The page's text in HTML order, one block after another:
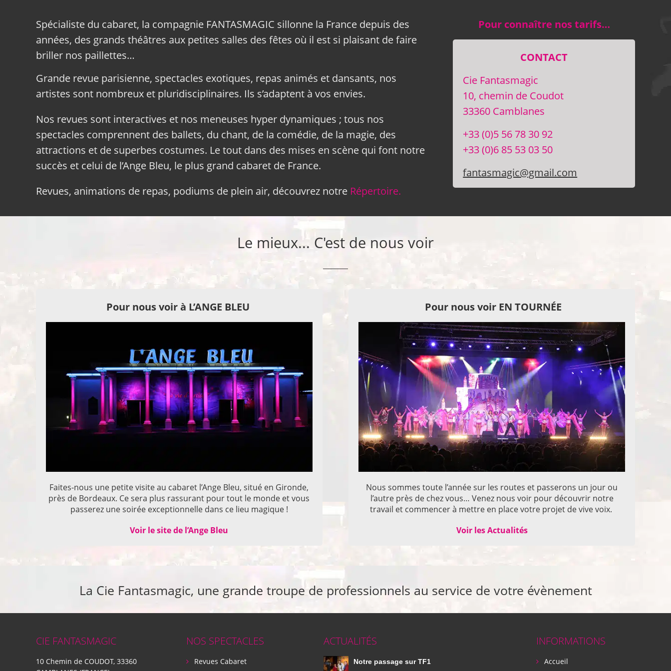
Spécialiste du cabaret, la compagnie FANTASMAGIC sillonne la France depuis des
années, des grands théâtres aux petites salles des fêtes où il est si plaisant de faire
briller nos paillettes…
Grande revue parisienne, spectacles exotiques, repas animés et dansants, nos
artistes sont nombreux et pluridisciplinaires. Ils s’adaptent à vos envies.
Nos revues sont interactives et nos meneuses hyper dynamiques ; tous nos
spectacles comprennent des ballets, du chant, de la comédie, de la magie, des
attractions et de superbes costumes. Le tout dans des mises en scène qui font notre
succès et celui de l’Ange Bleu, le plus grand cabaret de France.
Revues, animations de repas, podiums de plein air, découvrez notre Répertoire.
Pour connaître nos tarifs…
CONTACT
Cie Fantasmagic
10, chemin de Coudot
33360 Camblanes
+33 (0)5 56 78 30 92
+33 (0)6 85 53 03 50
fantasmagic@gmail.com
Le mieux... C'est de nous voir
Pour nous voir à L’ANGE BLEU
Faites-nous une petite visite au cabaret l’Ange Bleu, situé en Gironde,
près de Bordeaux. Ce sera plus rassurant pour tout le monde et vous
passerez une soirée exceptionnelle dans ce lieu magique !
Voir le site de l’Ange Bleu
Pour nous voir EN TOURNÉE
Nous sommes toute l’année sur les routes et passerons un jour ou
l’autre près de chez vous… Venez nous voir pour découvrir notre
travail et commencer à mettre en place votre projet de vive voix.
Voir les Actualités
La Cie Fantasmagic, une grande troupe de professionnels au service de votre évènement
CIE FANTASMAGIC
10 Chemin de COUDOT, 33360
NOS SPECTACLES
Revues Cabaret
ACTUALITÉS
Notre passage sur TF1
INFORMATIONS
Accueil